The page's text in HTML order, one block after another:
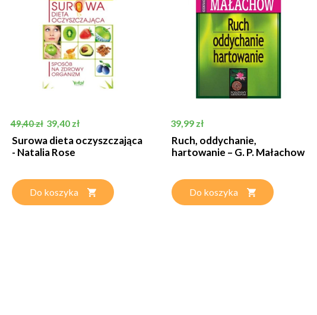
Cena podstawowa
49,40 zł Cena
39,40 zł
Surowa dieta oczyszczająca
- Natalia Rose
Do koszyka
Cena
39,99 zł
Ruch, oddychanie,
hartowanie – G. P. Małachow
Do koszyka